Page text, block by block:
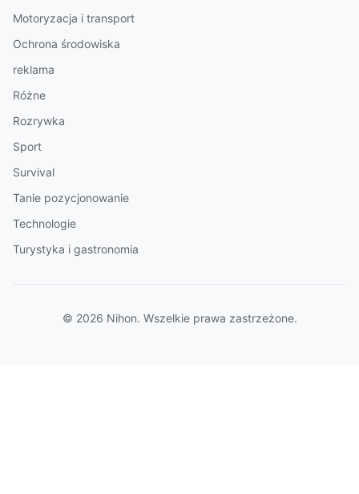
Motoryzacja i transport
Ochrona środowiska
reklama
Różne
Rozrywka
Sport
Survival
Tanie pozycjonowanie
Technologie
Turystyka i gastronomia
© 2026 Nihon. Wszelkie prawa zastrzeżone.